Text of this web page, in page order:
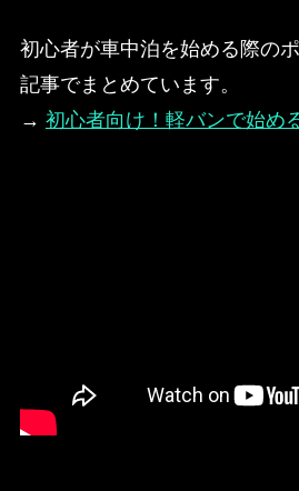
初心者が車中泊を始める際の
記事でまとめています。
→ 初心者向け！軽バンで始め